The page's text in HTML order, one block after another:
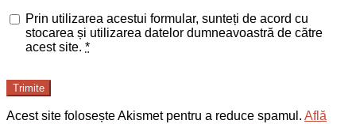
Prin utilizarea acestui formular, sunteți de acord cu
stocarea și utilizarea datelor dumneavoastră de către
acest site. *
Trimite
Acest site folosește Akismet pentru a reduce spamul. Află